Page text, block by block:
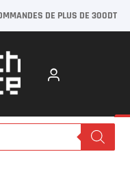
DE PLUS DE 300DT